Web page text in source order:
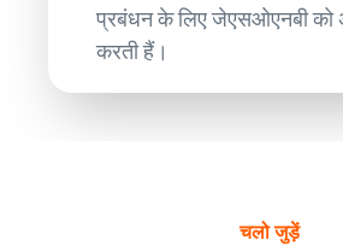
प्रबंधन के लिए जेएसओएनबी
करती हैं।
चलो जुड़ें